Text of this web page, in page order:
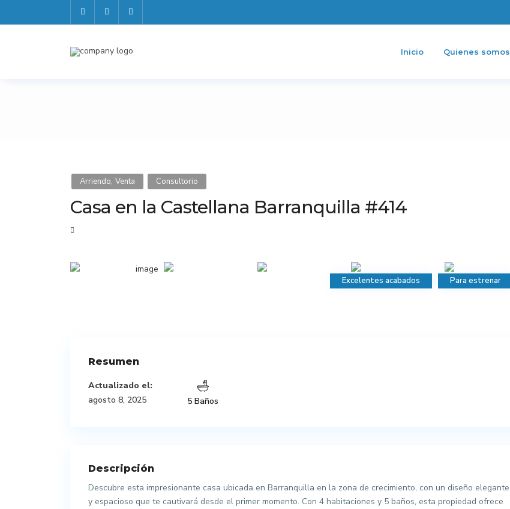
Inicio Quienes somos
Arriendo, Venta Consultorio
Casa en la Castellana Barranquilla #414
Excelentes acabados Para estrenar
Resumen
Actualizado el:
agosto 8, 2025
5 Baños
Descripción
Descubre esta impresionante casa ubicada en Barranquilla en la zona de crecimiento, con un diseño elegante
y espacioso que te cautivará desde el primer momento. Con 4 habitaciones y 5 baños, esta propiedad ofrece